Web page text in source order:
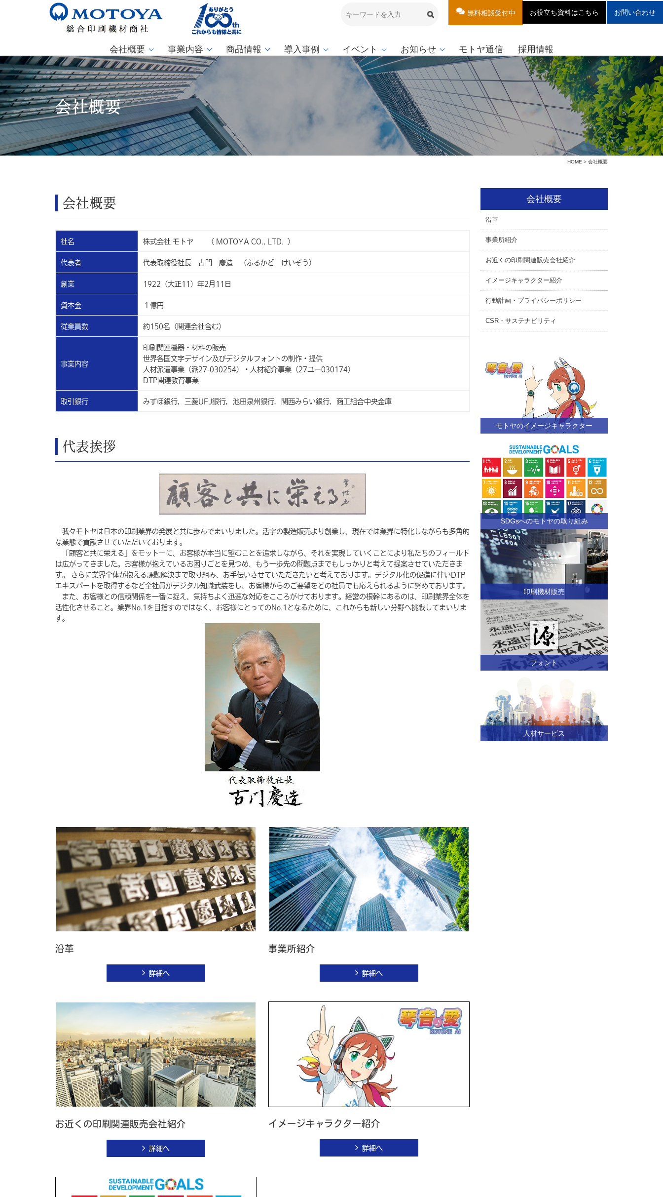
無料相談受付中 お役立ち資料はこちら お問い合わせ
会社概要 事業内容 商品情報 導入事例 イベント お知らせ モトヤ通信 採用情報
会社概要
HOME > 会社概要
会社概要
社名 株式会社 モトヤ （ MOTOYA CO., LTD. ）
代表者 代表取締役社長 古門 慶造 （ふるかど けいぞう）
創業 1922（大正11）年2月11日
資本金 １億円
従業員数 約150名（関連会社含む）
事業内容
印刷関連機器・材料の販売
世界各国文字デザイン及びデジタルフォントの制作・提供
人材派遣事業（派27-030254）・人材紹介事業（27ユー030174）
DTP関連教育事業
取引銀行 みずほ銀行，三菱UFJ銀行，池田泉州銀行，関西みらい銀行，商工組合中央金庫
代表挨拶
我々モトヤは日本の印刷業界の発展と共に歩んでまいりました。活字の製造販売より創業し、現在では業界に特化しながらも多角的
な業態で貢献させていただいております。
「顧客と共に栄える」をモットーに、お客様が本当に望むことを追求しながら、それを実現していくことにより私たちのフィールド
は広がってきました。お客様が抱えているお困りごとを見つめ、もう一歩先の問題点までもしっかりと考えて提案させていただきま
す。 さらに業界全体が抱える課題解決まで取り組み、お手伝いさせていただきたいと考えております。デジタル化の促進に伴いDTP
エキスパートを取得するなど全社員がデジタル知識武装をし、お客様からのご要望をどの社員でも応えられるように努めております。
また、お客様との信頼関係を一番に捉え、気持ちよく迅速な対応をこころがけております。経営の根幹にあるのは、印刷業界全体を
活性化させること。業界No.1を目指すのではなく、お客様にとってのNo.1となるために、これからも新しい分野へ挑戦してまいりま
す。
沿革
詳細へ
事業所紹介
詳細へ
お近くの印刷関連販売会社紹介
詳細へ
イメージキャラクター紹介
詳細へ
会社概要
沿革
事業所紹介
お近くの印刷関連販売会社紹介
イメージキャラクター紹介
行動計画・プライバシーポリシー
CSR・サステナビリティ
モトヤのイメージキャラクター
SDGsへのモトヤの取り組み
印刷機材販売
フォント
人材サービス